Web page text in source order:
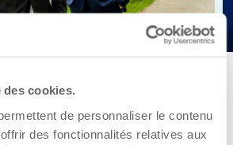
cookies.
de personnaliser le contenu
des fonctionnalités relatives aux
devient le nouveau
la CCI3R